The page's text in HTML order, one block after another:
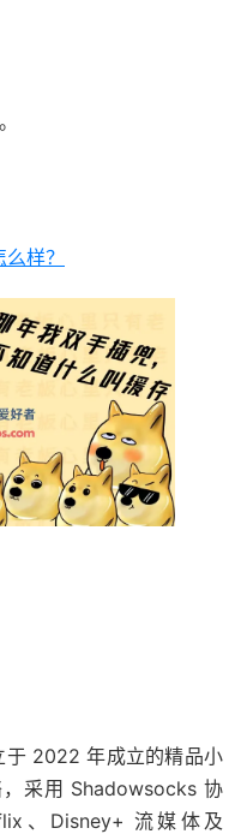
样？
2022 年成立的精品小
采用 Shadowsocks 协
、Disney+ 流媒体及